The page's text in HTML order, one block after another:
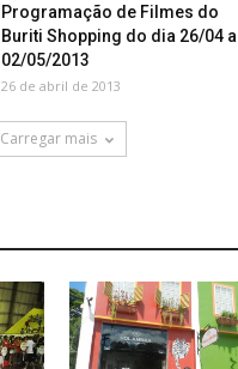
Programação de Filmes do
Buriti Shopping do dia 26/04 a
02/05/2013
26 de abril de 2013
Carregar mais